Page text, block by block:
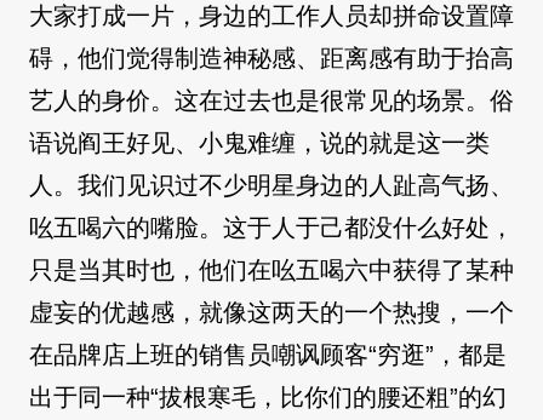
大家打成一片，身边的工作人员却拼命设置障
碍，他们觉得制造神秘感、距离感有助于抬高
艺人的身价。这在过去也是很常见的场景。俗
语说阎王好见、小鬼难缠，说的就是这一类
人。我们见识过不少明星身边的人趾高气扬、
吆五喝六的嘴脸。这于人于己都没什么好处，
只是当其时也，他们在吆五喝六中获得了某种
虚妄的优越感，就像这两天的一个热搜，一个
在品牌店上班的销售员嘲讽顾客“穷逛”，都是
出于同一种“拔根寒毛，比你们的腰还粗”的幻